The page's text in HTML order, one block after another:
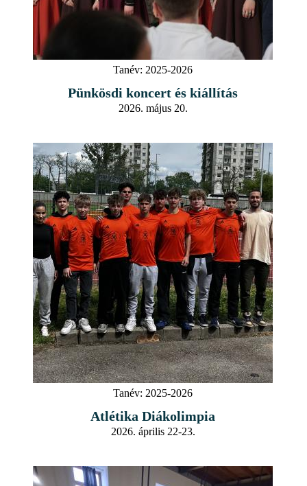
Tanév: 2025-2026
Pünkösdi koncert és kiállítás
2026. május 20.
Tanév: 2025-2026
Atlétika Diákolimpia
2026. április 22-23.